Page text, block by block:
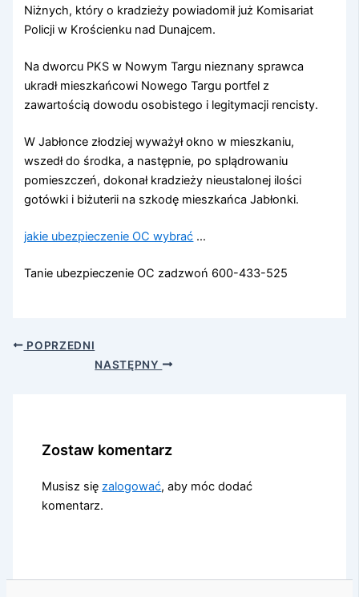
Niżnych, który o kradzieży powiadomił już Komisariat
Policji w Krościenku nad Dunajcem.
Na dworcu PKS w Nowym Targu nieznany sprawca
ukradł mieszkańcowi Nowego Targu portfel z
zawartością dowodu osobistego i legitymacji rencisty.
W Jabłonce złodziej wyważył okno w mieszkaniu,
wszedł do środka, a następnie, po splądrowaniu
pomieszczeń, dokonał kradzieży nieustalonej ilości
gotówki i biżuterii na szkodę mieszkańca Jabłonki.
jakie ubezpieczenie OC wybrać …
Tanie ubezpieczenie OC zadzwoń 600-433-525
POPRZEDNI
NASTĘPNY
Zostaw komentarz
Musisz się zalogować, aby móc dodać
komentarz.